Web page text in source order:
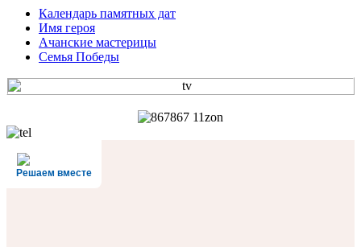
Календарь памятных дат
Имя героя
Ачанские мастерицы
Семья Победы
Решаем вместе